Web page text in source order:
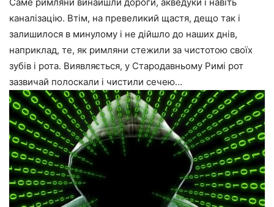
каналізацію. Втім, на превеликий щастя, дещо так і
залишилося в минулому і не дійшло до наших днів,
наприклад, те, як римляни стежили за чистотою своїх
зубів і рота. Виявляється, у Стародавньому Римі рот
зазвичай полоскали і чистили сечею…